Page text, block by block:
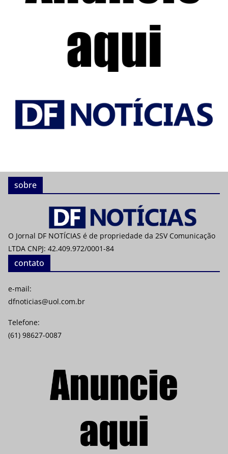
sobre
O Jornal DF NOTÍCIAS é de propriedade da 2SV Comunicação
LTDA CNPJ: 42.409.972/0001-84
contato
e-mail:
dfnoticias@uol.com.br
Telefone:
(61) 98627-0087